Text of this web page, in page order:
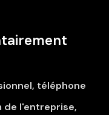
téléphone
de l'entreprise,